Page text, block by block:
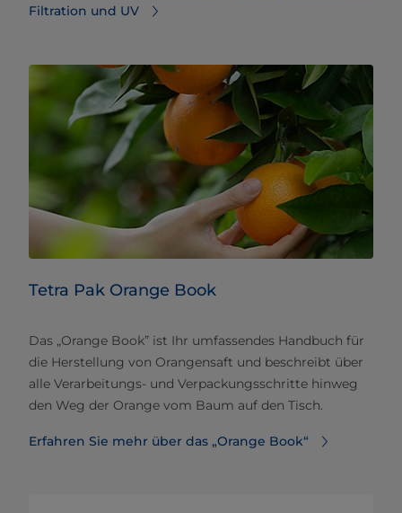
Filtration und UV
Tetra Pak Orange Book
Das „Orange Book” ist Ihr umfassendes Handbuch für
die Herstellung von Orangensaft und beschreibt über
alle Verarbeitungs- und Verpackungsschritte hinweg
den Weg der Orange vom Baum auf den Tisch.
Erfahren Sie mehr über das „Orange Book“